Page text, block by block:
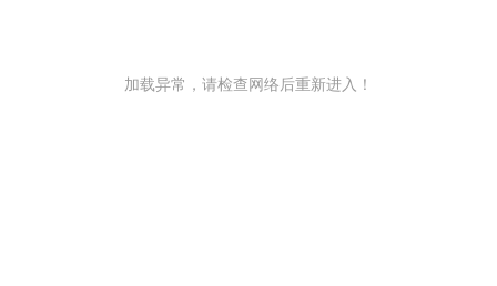
加载异常，请检查网络后重新进入！